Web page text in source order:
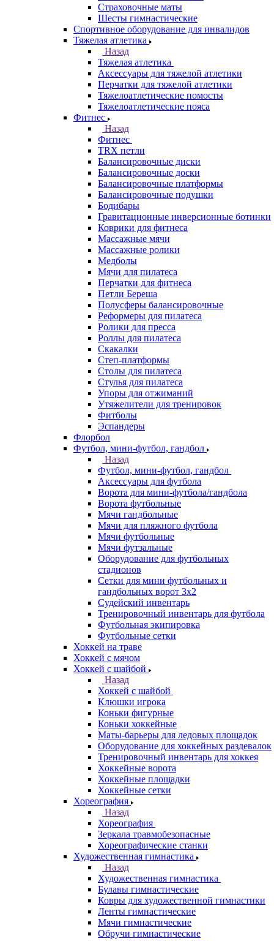
Страховочные маты
Шесты гимнастические
Спортивное оборудование для инвалидов
Тяжелая атлетика
Назад
Тяжелая атлетика
Аксессуары для тяжелой атлетики
Перчатки для тяжелой атлетики
Тяжелоатлетические помосты
Тяжелоатлетические пояса
Фитнес
Назад
Фитнес
TRX петли
Балансировочные диски
Балансировочные доски
Балансировочные платформы
Балансировочные подушки
Бодибары
Гравитационные инверсионные ботинки
Коврики для фитнеса
Массажные мячи
Массажные ролики
Медболы
Мячи для пилатеса
Перчатки для фитнеса
Петли Береша
Полусферы балансировочные
Реформеры для пилатеса
Ролики для пресса
Роллы для пилатеса
Скакалки
Степ-платформы
Столы для пилатеса
Стулья для пилатеса
Упоры для отжиманий
Утяжелители для тренировок
Фитболы
Эспандеры
Флорбол
Футбол, мини-футбол, гандбол
Назад
Футбол, мини-футбол, гандбол
Аксессуары для футбола
Ворота для мини-футбола/гандбола
Ворота футбольные
Мячи гандбольные
Мячи для пляжного футбола
Мячи футбольные
Мячи футзальные
Оборудование для футбольных
стадионов
Сетки для мини футбольных и
гандбольных ворот 3х2
Судейский инвентарь
Тренировочный инвентарь для футбола
Футбольная экипировка
Футбольные сетки
Хоккей на траве
Хоккей с мячом
Хоккей с шайбой
Назад
Хоккей с шайбой
Клюшки игрока
Коньки фигурные
Коньки хоккейные
Маты-барьеры для ледовых площадок
Оборудование для хоккейных раздевалок
Тренировочный инвентарь для хоккея
Хоккейные ворота
Хоккейные площадки
Хоккейные сетки
Хореография
Назад
Хореография
Зеркала травмобезопасные
Хореографические станки
Художественная гимнастика
Назад
Художественная гимнастика
Булавы гимнастические
Ковры для художественной гимнастики
Ленты гимнастические
Мячи гимнастические
Обручи гимнастические